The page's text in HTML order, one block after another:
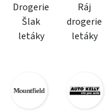
Drogerie
Šlak
letáky
Ráj
drogerie
letáky